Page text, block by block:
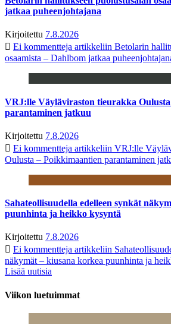
jatkaa puheenjohtajana
Kirjoitettu 7.8.2026
Ei kommentteja artikkeliin Betolarin
osaamista – Dahlbom jatkaa
VRJ:lle Väyläviraston tieurakka
parantaminen jatkuu
Kirjoitettu 7.8.2026
Ei kommentteja artikkeliin VRJ:lle
Oulusta – Poikkimaantien parantaminen
Sahateollisuudella edelleen synkät
puunhinta ja heikko kysyntä
Kirjoitettu 7.8.2026
Ei kommentteja artikkeliin
näkymät – kiusana korkea puunhinta ja
Lisää uutisia
Viikon luetuimmat